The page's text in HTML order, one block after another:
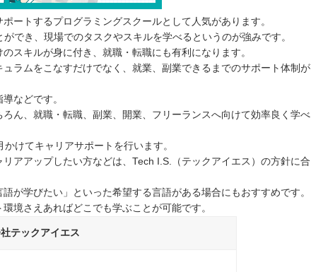
ートするプログラミングスクールとして人気があります。
でき、現場でのタスクやスキルを学べるというのが強みです。
スキルが身に付き、就職・転職にも有利になります。
ラムをこなすだけでなく、就業、副業できるまでのサポート体制が
などです。
ん、就職・転職、副業、開業、フリーランスへ向けて効率良く学べ
けてキャリアサポートを行います。
アアップしたい方などは、Tech I.S.（テックアイエス）の方針に合
が学びたい」といった希望する言語がある場合にもおすすめです。
境さえあればどこでも学ぶことが可能です。
テックアイエス